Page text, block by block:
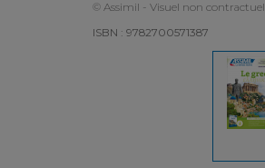
© Assimil - Visuel non contractuel
ISBN : 9782700571387